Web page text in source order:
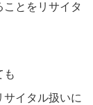
とをリサイタ
も
サイタル扱いに